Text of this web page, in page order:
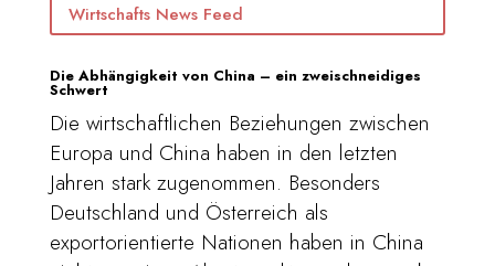
Wirtschafts News Feed
Die Abhängigkeit von China – ein zweischneidiges
Schwert
Die wirtschaftlichen Beziehungen zwischen
Europa und China haben in den letzten
Jahren stark zugenommen. Besonders
Deutschland und Österreich als
exportorientierte Nationen haben in China